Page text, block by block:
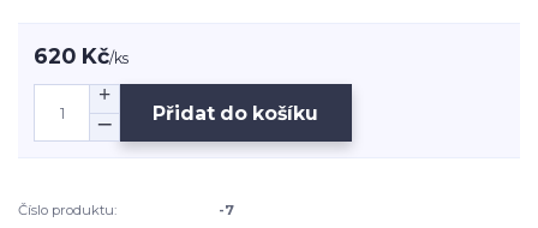
620 Kč/ks
Přidat do košíku
Číslo produktu: -7